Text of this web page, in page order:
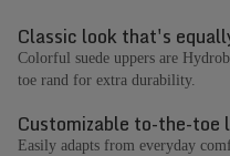
Classic look that's
Colorful suede uppers are
toe rand for extra durability.
Customizable to-the-toe
Easily adapts from everyday